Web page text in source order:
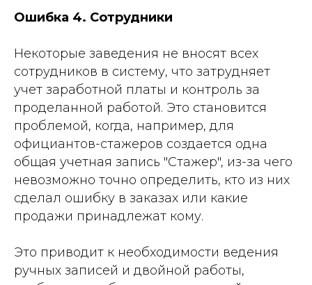
Ошибка 4. Сотрудники
Некоторые заведения не вносят всех
сотрудников в систему, что затрудняет
учет заработной платы и контроль за
проделанной работой. Это становится
проблемой, когда, например, для
официантов-стажеров создается одна
общая учетная запись "Стажер", из-за чего
невозможно точно определить, кто из них
сделал ошибку в заказах или какие
продажи принадлежат кому.
Это приводит к необходимости ведения
ручных записей и двойной работы,